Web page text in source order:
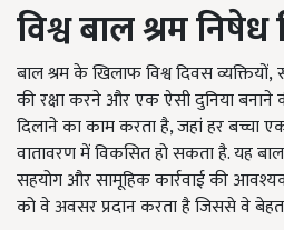
विश्व बाल श्रम
बाल श्रम के खिलाफ विश्व दिवस व्यक्तियों,
की रक्षा करने और एक ऐसी दुनिया बनाने
दिलाने का काम करता है, जहां हर बच्चा
वातावरण में विकसित हो सकता है. यह
सहयोग और सामूहिक कार्रवाई की
को वे अवसर प्रदान करता है जिससे वे